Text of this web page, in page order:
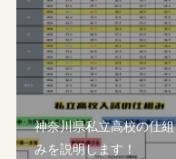
神奈川県私立高校の仕組
みを説明します！